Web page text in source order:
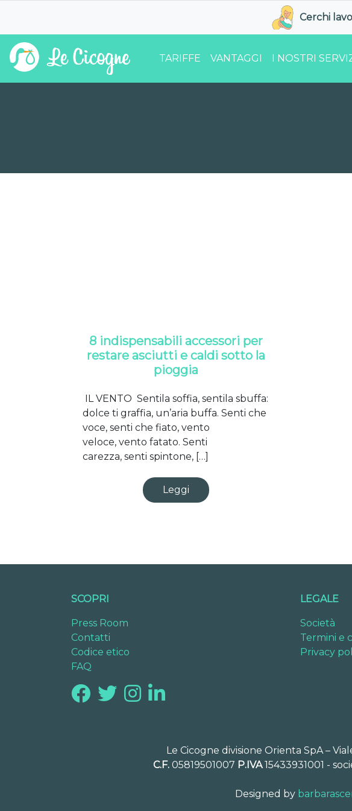
Cerchi
TARIFFE VANTAGGI I NOSTRI
8 indispensabili accessori per
restare asciutti e caldi sotto la
pioggia
IL VENTO Sentila soffia, sentila sbuffa:
dolce ti graffia, un’aria buffa. Senti che
voce, senti che fiato, vento
veloce, vento fatato. Senti
carezza, senti spintone, […]
Leggi
SCOPRI
Press Room
Contatti
Codice etico
FAQ
LEGALE
Società
Termini e
Privacy
Le Cicogne divisione Orienta SpA –
C.F. 05819501007 P.IVA15433931001 -
Designed by